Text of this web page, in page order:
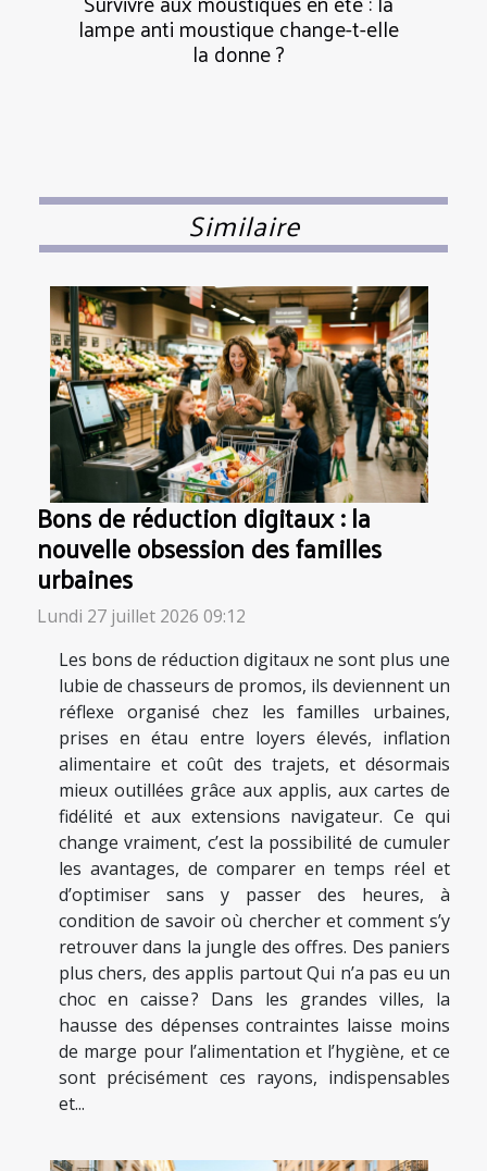
lampe anti moustique change-t-elle
la donne ?
Similaire
Bons de réduction digitaux : la
nouvelle obsession des familles
urbaines
Lundi 27 juillet 2026 09:12
Les bons de réduction digitaux ne sont plus une
lubie de chasseurs de promos, ils deviennent un
réflexe organisé chez les familles urbaines,
prises en étau entre loyers élevés, inflation
alimentaire et coût des trajets, et désormais
mieux outillées grâce aux applis, aux cartes de
fidélité et aux extensions navigateur. Ce qui
change vraiment, c’est la possibilité de cumuler
les avantages, de comparer en temps réel et
d’optimiser sans y passer des heures, à
condition de savoir où chercher et comment s’y
retrouver dans la jungle des offres. Des paniers
plus chers, des applis partout Qui n’a pas eu un
choc en caisse ? Dans les grandes villes, la
hausse des dépenses contraintes laisse moins
de marge pour l’alimentation et l’hygiène, et ce
sont précisément ces rayons, indispensables
et...